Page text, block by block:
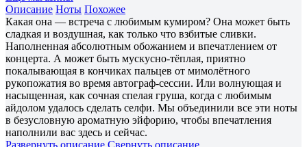
Описание Ноты Похожее
Какая она — встреча с любимым кумиром? Она может быть
сладкая и воздушная, как только что взбитые сливки.
Наполненная абсолютным обожанием и впечатлением от
концерта. А может быть мускусно-тёплая, приятно
покалывающая в кончиках пальцев от мимолётного
рукопожатия во время автограф-сессии. Или волнующая и
насыщенная, как сочная спелая груша, когда с любимым
айдолом удалось сделать селфи. Мы объединили все эти ноты
в безусловную ароматную эйфорию, чтобы впечатления
наполнили вас здесь и сейчас.
Развернуть описание Свернуть описание